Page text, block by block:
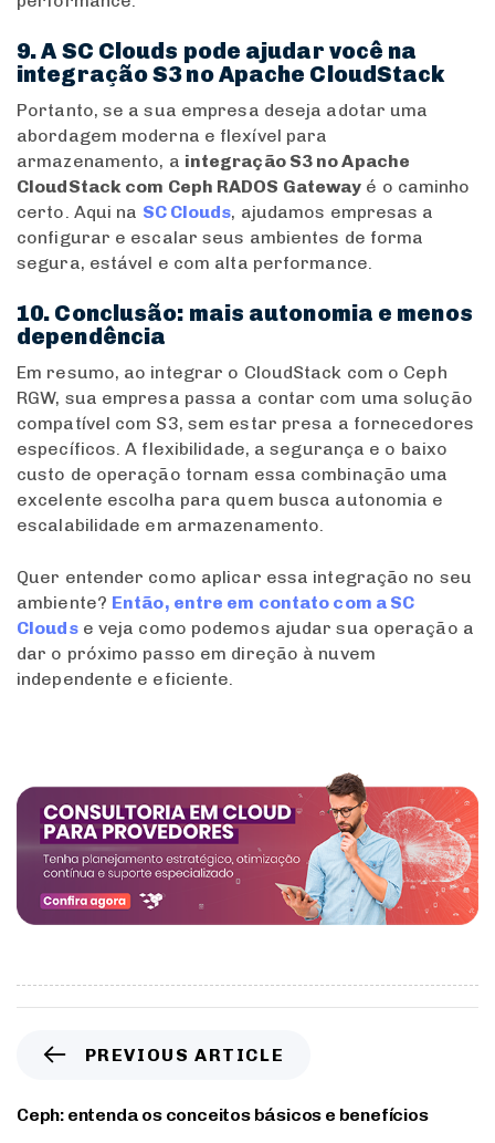
9. A SC Clouds pode ajudar você na
integração S3 no Apache CloudStack
Portanto, se a sua empresa deseja adotar uma
abordagem moderna e flexível para
armazenamento, a integração S3 no Apache
CloudStack com Ceph RADOS Gateway é o caminho
certo. Aqui na SC Clouds, ajudamos empresas a
configurar e escalar seus ambientes de forma
segura, estável e com alta performance.
10. Conclusão: mais autonomia e menos
dependência
Em resumo, ao integrar o CloudStack com o Ceph
RGW, sua empresa passa a contar com uma solução
compatível com S3, sem estar presa a fornecedores
específicos. A flexibilidade, a segurança e o baixo
custo de operação tornam essa combinação uma
excelente escolha para quem busca autonomia e
escalabilidade em armazenamento.
Quer entender como aplicar essa integração no seu
ambiente? Então, entre em contato com a SC
Clouds e veja como podemos ajudar sua operação a
dar o próximo passo em direção à nuvem
independente e eficiente.
PREVIOUS ARTICLE
Ceph: entenda os conceitos básicos e benefícios